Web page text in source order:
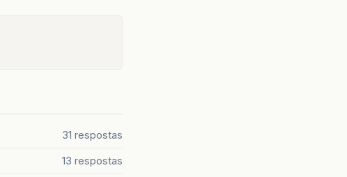
31 respostas
13 respostas